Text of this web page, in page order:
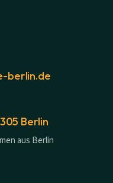
berlin.de
Berlin
aus Berlin